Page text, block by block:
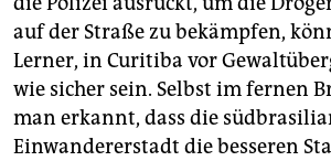
auf der Straße zu bekämpfen,
Lerner, in Curitiba vor
wie sicher sein. Selbst im fernen
man erkannt, dass die
Einwandererstadt die besseren